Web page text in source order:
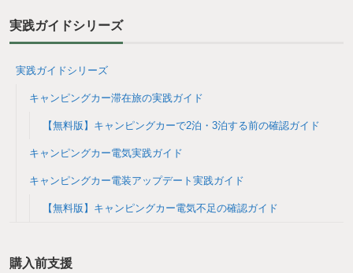
実践ガイドシリーズ
実践ガイドシリーズ
キャンピングカー滞在旅の実践ガイド
【無料版】キャンピングカーで2泊・3泊する前の確認ガイド
キャンピングカー電気実践ガイド
キャンピングカー電装アップデート実践ガイド
【無料版】キャンピングカー電気不足の確認ガイド
購入前支援